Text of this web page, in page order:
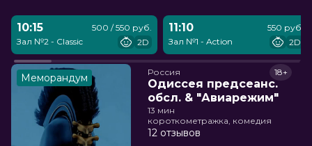
10:15
Зал №2 - Classic
500 / 550 руб.
2D
11:10
Зал №1 - Action
550 руб.
2D
Меморандум Россия
Одиссея предсеанс.
обсл. & "Авиарежим"
18+
13 мин
короткометражка, комедия
12 отзывов